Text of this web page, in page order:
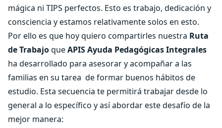
mágica ni TIPS perfectos. Esto es trabajo, dedicación y
consciencia y estamos relativamente solos en esto.
Por ello es que hoy quiero compartirles nuestra Ruta
de TrabajoqueAPIS Ayuda Pedagógicas Integrales
ha desarrollado para asesorar y acompañar a las
familias en su tarea de formar buenos hábitos de
estudio. Esta secuencia te permitirá trabajar desde lo
general a lo específico y así abordar este desafío de la
mejor manera: